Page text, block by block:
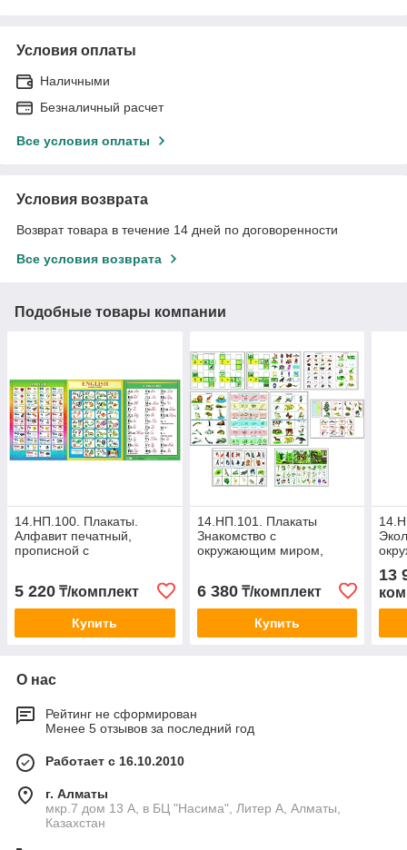
Условия оплаты
Наличными
Безналичный расчет
Все условия оплаты
Условия возврата
Возврат товара в течение 14 дней по договоренности
Все условия возврата
Подобные товары компании
14.НП.100. Плакаты.
Алфавит печатный,
прописной с
комплекте
5 220 ₸/комплект
Купить
14.НП.101. Плакаты
Знакомство с
окружающим миром,
6 380₸/комплект
Купить
13
О нас
Рейтинг не сформирован
Менее 5 отзывов за последний год
Работает с 16.10.2010
г. Алматы
мкр.7 дом 13 А, в БЦ "Насима", Литер А, Алматы,
Казахстан